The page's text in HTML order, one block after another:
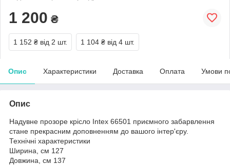
1 200 ₴
1 152 ₴ від 2 шт. 1 104 ₴ від 4 шт.
Опис Характеристики Доставка Оплата Умови
Опис
Надувне прозоре крісло Intex 66501 приємного забарвлення
стане прекрасним доповненням до вашого інтер'єру.
Технічні характеристики
Ширина, см 127
Довжина, см 137